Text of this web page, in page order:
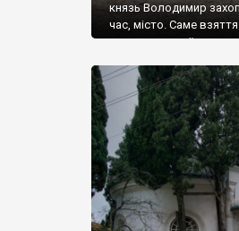
князь Володимир
час, місто. Саме
диктувати свої умови
Херсонесі Володимир-
християнином. А потім
Херсонесу